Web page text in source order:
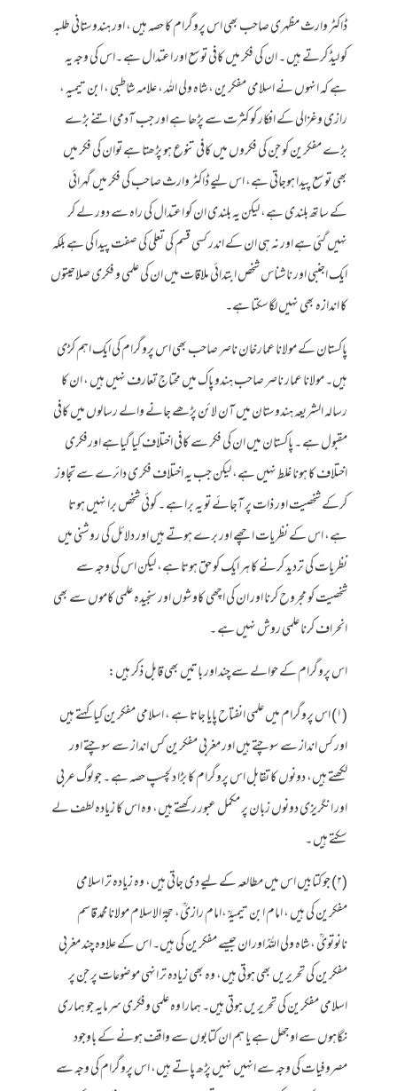
ڈاکٹر وارث مظہری صاحب بھی اس پروگرام کا حصہ ہیں ، اور ہندوستانی طلبہ
کو لیڈ کرتے ہیں ۔ ان کی فکر میں کافی توسع اور اعتدال ہے ۔اس کی وجہ یہ
ہے کہ انہوں نے اسلامی مفکرین ،شاہ ولی اللہ ، علامہ شاطبی ، ابن تیمیہ ،
رازی وغزالی کے افکار کو کثرت سے پڑھا ہے اور جب آدمی اتنے بڑے
بڑے مفکرین کو جن کی فکروں میں کافی تنوع ہو پڑھتا ہے توان کی فکر میں
بھی توسع پیدا ہوجاتی ہے، اس لیے ڈاکٹر وارث صاحب کی فکر میں گہرائی
کے ساتھ بلندی ہے، لیکن یہ بلندی ان کو اعتدال کی راہ سے دور لے کر
نہیں گئی ہے اور نہ ہی ان کے اندر کسی قسم کی تعلی کی صفت پیدا کی ہے بلکہ
ایک اجنبی اور ناشناس شخص ابتدائی ملاقات میں ان کی علمی و فکری صلاحیتوں
کا اندازہ بھی نہیں لگاسکتا ہے۔
پاکستان کے مولانا عمارخان ناصر صاحب بھی اس پروگرام کی ایک اہم کڑی
ہیں۔ مولانا عمار ناصر صاحب ہندو پاک میں محتاج تعارف نہیں ہیں ، ان کا
رسالہ الشریعہ ہندوستان میں آن لائن پڑھے جانے والے رسالوں میں کافی
مقبول ہے ۔ پاکستان میں ان کی فکر سے کافی اختلاف کیا گیاہے اورفکری
اختلاف کا ہونا غلط نہیں ہے، لیکن جب یہ اختلاف فکر ی دائرے سے تجاوز
کرکے شخصیت اور ذات پر آجائے تو یہ برا ہے ۔ کوئی شخص برا نہیں ہوتا
ہے، اس کے نظریات اچھے اور برے ہوتے ہیں اور دلائل کی روشنی میں
نظریات کی تردید کرنے کا ہر ایک کو حق ہوتا ہے، لیکن اس کی وجہ سے
شخصیت کو مجروح کرنا اور ان کی اچھی کاوشوں اور سنجیدہ علمی کاموں سے بھی
انحراف کرنا علمی روش نہیں ہے ۔
اس پروگرام کے حوالے سے چند اور باتیں بھی قابل ذکر ہیں:
(۱) اس پروگرام میں علمی انفتاح پایا جاتا ہے ، اسلامی مفکرین کیا کہتے ہیں
اور کس انداز سے سوچتے ہیں اور مغربی مفکرین کس انداز سے سوچتے اور
لکھتے ہیں، دونوں کا تقابل اس پروگرام کا بڑا دلچسپ حصہ ہے ۔ جو لوگ عربی
اور انگریزی دونوں زبان پر مکمل عبور رکھتے ہیں، وہ اس کا زیادہ لطف لے
سکتے ہیں ۔
(۲) جو کتابیں اس میں مطالعہ کے لیے دی جاتی ہیں، وہ زیادہ تر اسلامی
مفکرین کی ہیں ، امام ابن تیمیہؒ ،امام رازیؒ، حجة الاسلام مولانامحمد قاسم
نانوتویؒ ،شاہ ولی اللہؒ اور ان جیسے مفکرین کی ہیں۔ اس کے علاوہ چند مغربی
مفکرین کی تحریریں بھی ہوتی ہیں، وہ بھی زیادہ تر انہی موضوعات پر جن پر
اسلامی مفکرین کی تحریریں ہوتی ہیں۔ ہمارا وہ علمی وفکری سرمایہ جو ہماری
نگاہوں سے اوجھل ہے یا ہم ان کتابوں سے واقف ہونے کے باوجود
مصروفیات کی وجہ سے انہیں نہیں پڑھ پاتے ہیں، اس پروگرام کی وجہ سے